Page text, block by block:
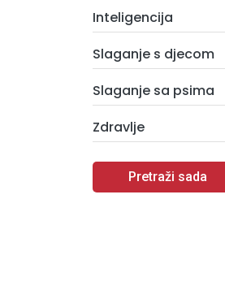
Inteligencija
Slaganje s djecom
Slaganje sa psima
Zdravlje
Pretraži sada